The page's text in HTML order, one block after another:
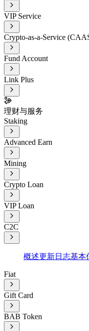
VIP Service
Crypto-as-a-Service
Fund Account
Link Plus
理财与服务
Staking
Advanced Earn
Mining
Crypto Loan
VIP Loan
C2C
概述更新日志基本
Fiat
Gift Card
BAB Token